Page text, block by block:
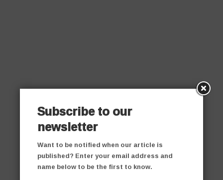
Subscribe to our
newsletter
Want to be notified when our article is
published? Enter your email address and
name below to be the first to know.